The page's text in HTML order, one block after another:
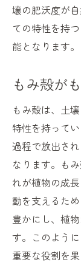
壌の肥沃度が
ての特性を持
能となります。
もみ殻が
もみ殻は、土
特性を持って
過程で放出さ
なります。も
れが植物の成
動を支えるた
豊かにし、植
す。このよう
重要な役割を果